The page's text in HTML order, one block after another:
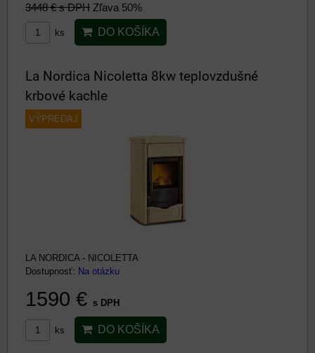
3448 €s DPH Zľava 50%
ks DO KOŠÍKA
La Nordica Nicoletta 8kw teplovzdušné
krbové kachle
VÝPREDAJ
LA NORDICA - NICOLETTA
Dostupnosť: Na otázku
1590 € s DPH
ks DO KOŠÍKA